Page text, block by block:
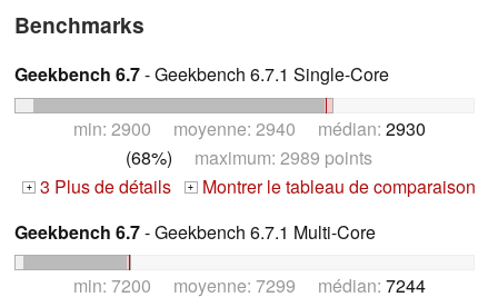
Benchmarks
Geekbench 6.7- Geekbench 6.7.1 Single-Core
min: 2900 moyenne: 2940 médian: 2930
(68%) maximum: 2989 points
+ 3 Plus de détails + Montrer le tableau de comparaison
Geekbench 6.7- Geekbench 6.7.1 Multi-Core
min: 7200 moyenne: 7299 médian: 7244